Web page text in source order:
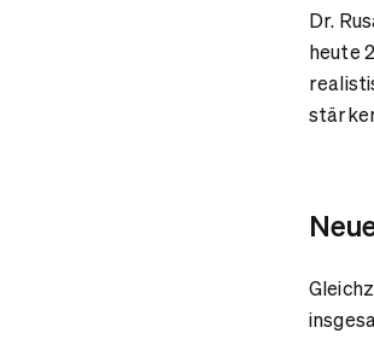
Dr.
heute